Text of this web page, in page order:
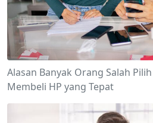
Alasan Banyak Orang Salah
Membeli HP yang Tepat